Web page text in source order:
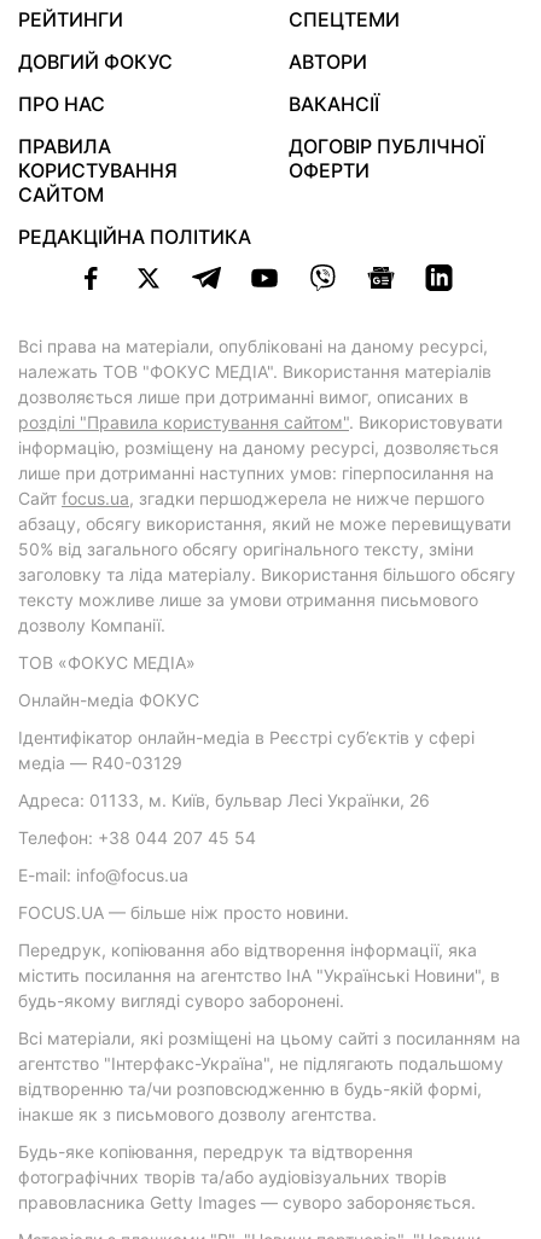
РЕЙТИНГИ
СПЕЦТЕМИ
ДОВГИЙ ФОКУС
АВТОРИ
ПРО НАС
ВАКАНСІЇ
ПРАВИЛА
КОРИСТУВАННЯ
САЙТОМ
ДОГОВІР ПУБЛІЧНОЇ
ОФЕРТИ
РЕДАКЦІЙНА ПОЛІТИКА
Всі права на матеріали, опубліковані на даному ресурсі,
належать ТОВ "ФОКУС МЕДІА". Використання матеріалів
дозволяється лише при дотриманні вимог, описаних в
розділі "Правила користування сайтом". Використовувати
інформацію, розміщену на даному ресурсі, дозволяється
лише при дотриманні наступних умов: гіперпосилання на
Cайт focus.ua, згадки першоджерела не нижче першого
абзацу, обсягу використання, який не може перевищувати
50% від загального обсягу оригінального тексту, зміни
заголовку та ліда матеріалу. Використання більшого обсягу
тексту можливе лише за умови отримання письмового
дозволу Компанії.
ТОВ «ФОКУС МЕДІА»
Онлайн-медіа ФОКУС
Ідентифікатор онлайн-медіа в Реєстрі суб’єктів у сфері
медіа — R40-03129
Адреса: 01133, м. Київ, бульвар Лесі Українки, 26
Телефон: +38 044 207 45 54
E-mail: info@focus.ua
FOCUS.UA — більше ніж просто новини.
Передрук, копіювання або відтворення інформації, яка
містить посилання на агентство ІнА "Українські Новини", в
будь-якому вигляді суворо заборонені.
Всі матеріали, які розміщені на цьому сайті з посиланням на
агентство "Інтерфакс-Україна", не підлягають подальшому
відтворенню та/чи розповсюдженню в будь-якій формі,
інакше як з письмового дозволу агентства.
Будь-яке копіювання, передрук та відтворення
фотографічних творів та/або аудіовізуальних творів
правовласника Getty Images — суворо забороняється.